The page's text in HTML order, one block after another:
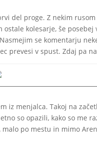
del proge. Z nekim
kolesarje, še
se komentarju
prevesi v spust. Zdaj pa
iz menjalca. Takoj na
so opazili, kako so me
po mestu in mimo